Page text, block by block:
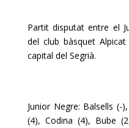
Partit disputat entre el
del club bàsquet
capital del Segrià.
Junior Negre: Balsells (-
(4), Codina (4), Bube